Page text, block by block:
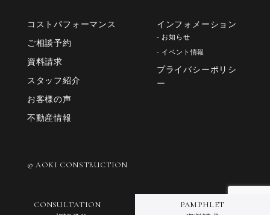
コストパフォーマンス
ご相談予約
資料請求
スタッフ紹介
お客様の声
不動産情報
インフォメーション
- お知らせ
- イベント情報
プライバシーポリシ
ー
© AOKI CONSTRUCTION
CONSULTATION PAMPHLET